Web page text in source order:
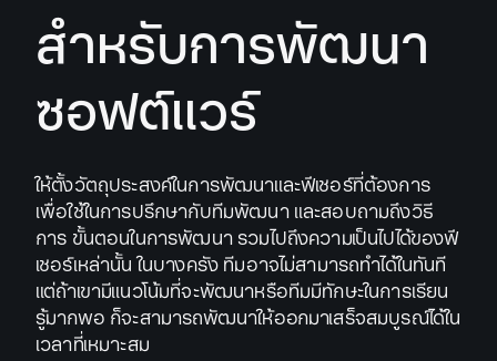
สำหรับการพัฒนา
ซอฟต์แวร์
ให้ตั้งวัตถุประสงค์ในการพัฒนาและฟีเชอร์ที่ต้องการ
เพื่อใช้ในการปรึกษากับทีมพัฒนา และสอบถามถึงวิธี
การ ขั้นตอนในการพัฒนา รวมไปถึงความเป็นไปได้ของฟี
เชอร์เหล่านั้น ในบางครัง ทีมอาจไม่สามารถทำได้ในทันที
แต่ถ้าเขามีแนวโน้มที่จะพัฒนาหรือทีมมีทักษะในการเรียน
รู้มากพอ ก็จะสามารถพัฒนาให้ออกมาเสร็จสมบูรณ์ได้ใน
เวลาที่เหมาะสม